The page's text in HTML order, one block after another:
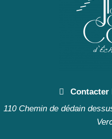
Contacter
110 Chemin de dédain